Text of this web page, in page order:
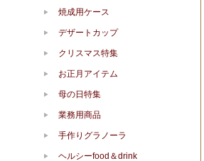
焼成用ケース
デザートカップ
クリスマス特集
お正月アイテム
母の日特集
業務用商品
手作りグラノーラ
ヘルシーfood＆drink